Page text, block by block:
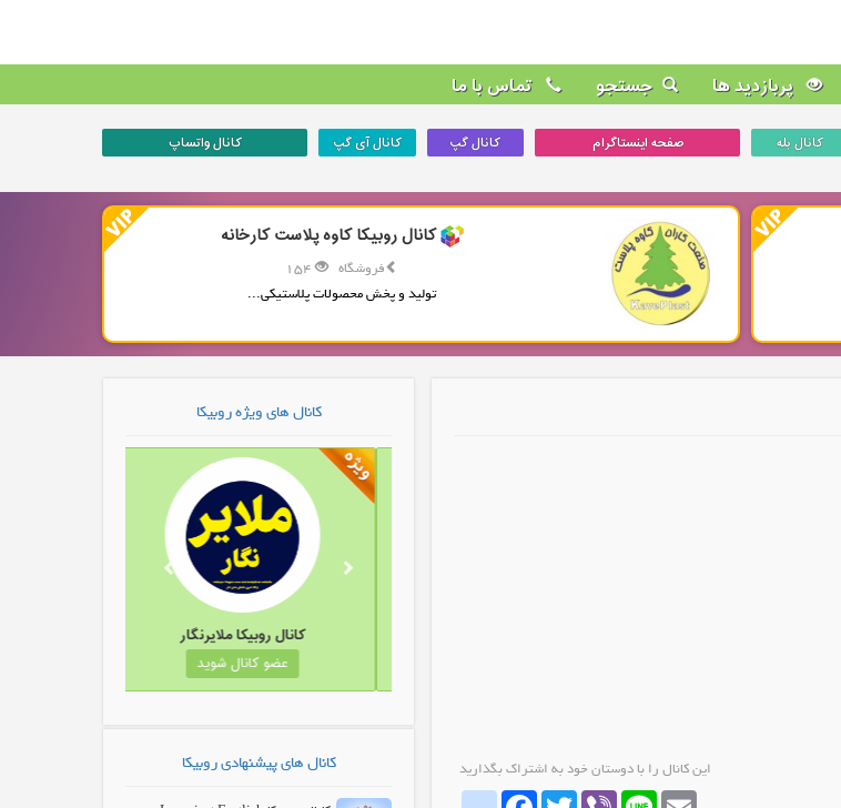
پربازدید ها جستجو تماس با ما
کانال بله صفحه اینستاگرام کانال گپ کانال آی گپ کانال واتساپ
کانال روبیکا کاوه پلاست کارخانه
فروشگاه
154
تولید و پخش محصولات پلاستیکی...
این کانال را با دوستان خود به اشتراک بگذارید
whatrubikaFacebookTwitter Viber Line Email
کانال های ویژه روبیکا
کانال روبیکا ملایرنگار کانال روبیکا لوازم خانگی کلاسیک
کانال های پیشنهادی روبیکا